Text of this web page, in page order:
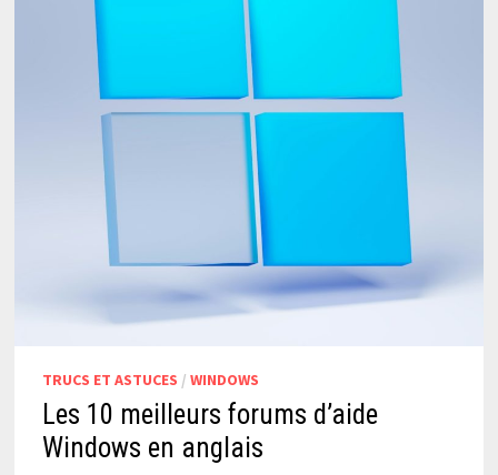
TRUCS ET ASTUCES / WINDOWS
Les 10 meilleurs forums d’aide
Windows en anglais